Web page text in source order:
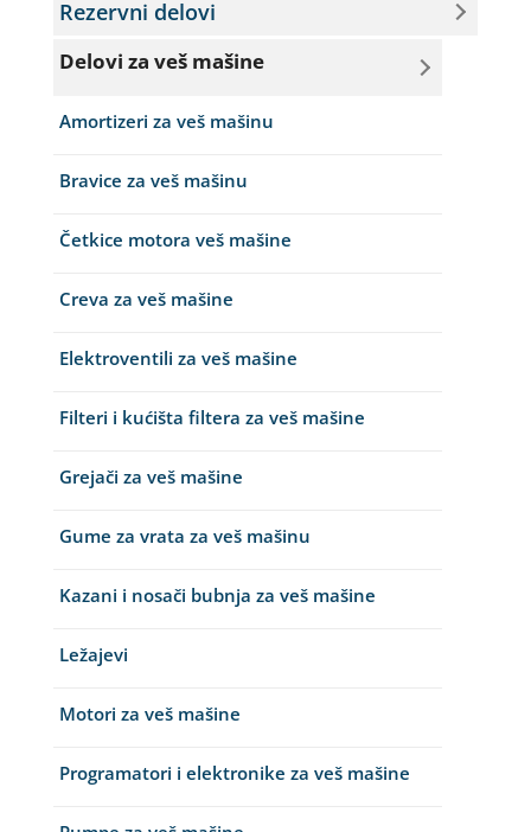
Rezervni delovi
Delovi za veš mašine
Amortizeri za veš mašinu
Bravice za veš mašinu
Četkice motora veš mašine
Creva za veš mašine
Elektroventili za veš mašine
Filteri i kućišta filtera za veš mašine
Grejači za veš mašine
Gume za vrata za veš mašinu
Kazani i nosači bubnja za veš mašine
Ležajevi
Motori za veš mašine
Programatori i elektronike za veš mašine